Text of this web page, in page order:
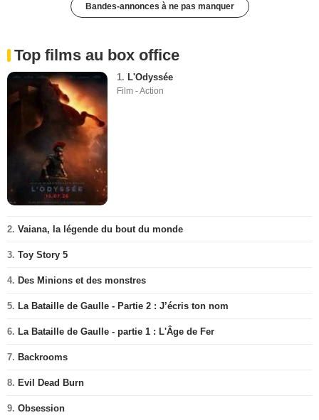
Bandes-annonces à ne pas manquer
Top films au box office
1. L'Odyssée
Film - Action
2. Vaiana, la légende du bout du monde
3. Toy Story 5
4. Des Minions et des monstres
5. La Bataille de Gaulle - Partie 2 : J’écris ton nom
6. La Bataille de Gaulle - partie 1 : L'Âge de Fer
7. Backrooms
8. Evil Dead Burn
9. Obsession